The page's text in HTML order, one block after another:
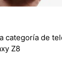
categoría de
Z8